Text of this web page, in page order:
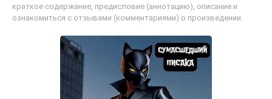
краткое содержание, предисловие (аннотацию), описание и
ознакомиться с отзывами (комментариями) о произведении.